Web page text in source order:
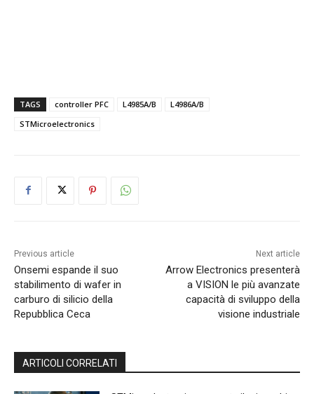
TAGS controller PFC L4985A/B
L4986A/B
STMicroelectronics
Previous article
Onsemi espande il suo
stabilimento di wafer in
carburo di silicio della
Repubblica Ceca
Next article
Arrow Electronics presenterà
a VISION le più avanzate
capacità di sviluppo della
visione industriale
ARTICOLI CORRELATI